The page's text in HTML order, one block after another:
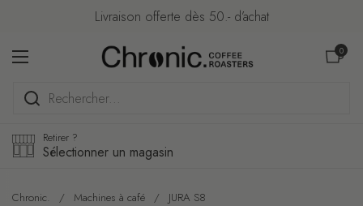
Passer au contenuLivraison offerte dès 50.- d’achat
Ouvrir le menu
Ouvrir le
0
Retirer ?
Sélectionner un magasin
Chronic. / Machines à café / JURA S8